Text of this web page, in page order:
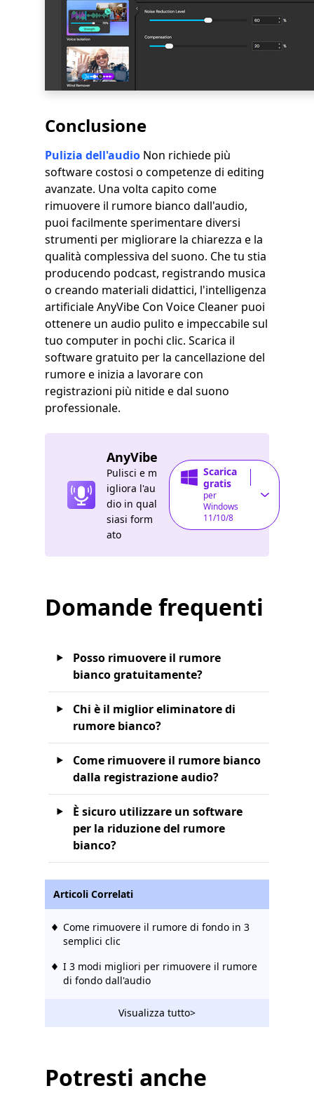
Conclusione
Pulizia dell'audio Non richiede più
software costosi o competenze di editing
avanzate. Una volta capito come
rimuovere il rumore bianco dall'audio,
puoi facilmente sperimentare diversi
strumenti per migliorare la chiarezza e la
qualità complessiva del suono. Che tu stia
producendo podcast, registrando musica
o creando materiali didattici, l'intelligenza
artificiale AnyVibe Con Voice Cleaner puoi
ottenere un audio pulito e impeccabile sul
tuo computer in pochi clic. Scarica il
software gratuito per la cancellazione del
rumore e inizia a lavorare con
registrazioni più nitide e dal suono
professionale.
AnyVibe
Pulisci e m
igliora l'au
dio in qual
siasi form
ato
Scarica
gratis
per
Windows
11/10/8
Domande frequenti
Posso rimuovere il rumore
bianco gratuitamente?
Chi è il miglior eliminatore di
rumore bianco?
Come rimuovere il rumore bianco
dalla registrazione audio?
È sicuro utilizzare un software
per la riduzione del rumore
bianco?
Articoli Correlati
Come rimuovere il rumore di fondo in 3
semplici clic
I 3 modi migliori per rimuovere il rumore
di fondo dall'audio
Visualizza tutto>
Potresti anche